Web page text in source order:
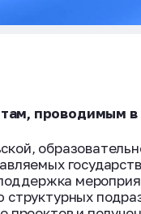
проводимым